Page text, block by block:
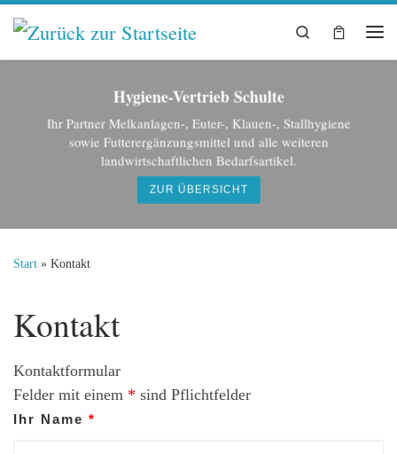
Zum Inhalt springen
Search
Hygiene-Vertrieb Schulte
Ihr Partner Melkanlagen-, Euter-, Klauen-, Stallhygiene
sowie Futterergänzungsmittel und alle weiteren
landwirtschaftlichen Bedarfsartikel.
ZUR ÜBERSICHT
Start » Kontakt
Kontakt
Kontaktformular
Felder mit einem * sind Pflichtfelder
Ihr Name *